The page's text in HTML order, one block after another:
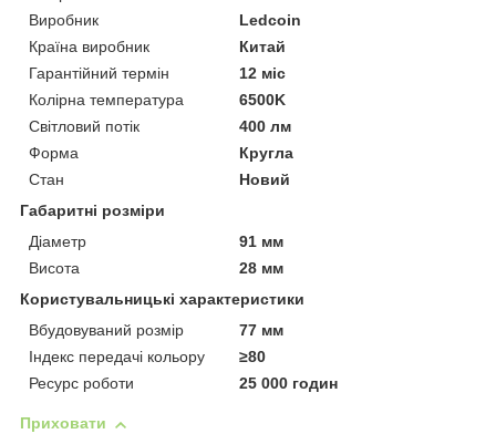
Виробник
Ledcoin
Країна виробник
Китай
Гарантійний термін
12 міс
Колірна температура
6500K
Світловий потік
400 лм
Форма
Кругла
Стан
Новий
Габаритні розміри
Діаметр
91 мм
Висота
28 мм
Користувальницькі характеристики
Вбудовуваний розмір
77 мм
Індекс передачі кольору
≥80
Ресурс роботи
25 000 годин
Приховати